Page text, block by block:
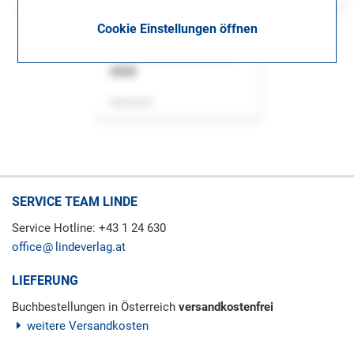
Cookie Einstellungen öffnen
SERVICE TEAM LINDE
Service Hotline: +43 1 24 630
office
lindeverlag.at
LIEFERUNG
Buchbestellungen in Österreich versandkostenfrei
weitere Versandkosten